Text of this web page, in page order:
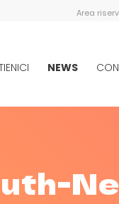
Area
NEWS